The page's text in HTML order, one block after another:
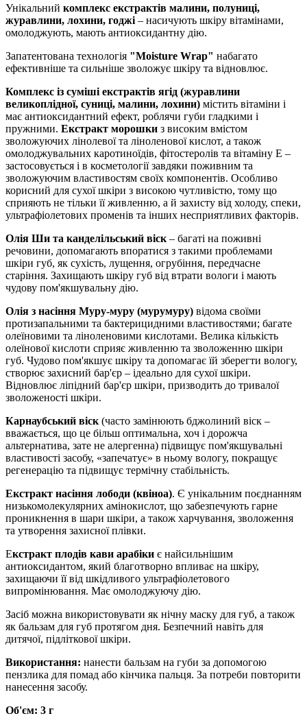
Унікальний комплекс екстрактів малини, полуниці,
журавлини, лохини, годжі – насичують шкіру вітамінами,
омолоджують, мають антиоксидантну дію.
Запатентована технологія "Moisture Wrap" набагато
ефективніше та сильніше зволожує шкіру та відновлює.
Комплекс із суміші екстрактів ягід (журавлини
великоплідної, суниці, малини, лохини) містить вітаміни і
має антиоксидантний ефект, роблячи губи гладкими і
пружними. Екстракт морошки з високим вмістом
зволожуючих лінолевої та ліноленової кислот, а також
омолоджувальних каротиноїдів, фітостеролів та вітаміну Е –
застосовується і в косметології завдяки поживним та
зволожуючим властивостям своїх компонентів. Особливо
корисний для сухої шкіри з високою чутливістю, тому що
сприяють не тільки її живленню, а й захисту від холоду, спеки,
ультрафіолетових променів та інших несприятливих факторів.
Олія Ши та канделільський віск – багаті на поживні
речовини, допомагають впоратися з такими проблемами
шкіри губ, як сухість, лущення, огрубіння, передчасне
старіння. Захищають шкіру губ від втрати вологи і мають
чудову пом'якшувальну дію.
Олія з насіння Муру-муру (мурумуру) відома своїми
протизапальними та бактерицидними властивостями; багате
олеїновими та ліноленовими кислотами. Велика кількість
олеїнової кислоти сприяє живленню та зволоженню шкіри
губ. Чудово пом'якшує шкіру та допомагає їй зберегти вологу,
створює захисний бар'єр – ідеально для сухої шкіри.
Відновлює ліпідний бар'єр шкіри, призводить до тривалої
зволоженості шкіри.
Карнаубський віск (часто замінюють бджолиний віск –
вважається, що це більш оптимальна, хоч і дорожча
альтернатива, зате не алергенна) підвищує пом'якшувальні
властивості засобу, «запечатує» в ньому вологу, покращує
регенерацію та підвищує термічну стабільність.
Екстракт насіння лободи (квіноа). Є унікальним поєднанням
низькомолекулярних амінокислот, що забезпечують гарне
проникнення в шари шкіри, а також харчування, зволоження
та утворення захисної плівки.
Екстракт плодів кави арабіки є найсильнішим
антиоксидантом, який благотворно впливає на шкіру,
захищаючи її від шкідливого ультрафіолетового
випромінювання. Має омолоджуючу дію.
Засіб можна використовувати як нічну маску для губ, а також
як бальзам для губ протягом дня. Безпечний навіть для
дитячої, підліткової шкіри.
Використання: нанести бальзам на губи за допомогою
пензлика для помад або кінчика пальця. За потреби повторити
нанесення засобу.
Об'єм: 3 г